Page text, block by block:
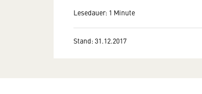
Lesedauer: 1 Minute
Stand: 31.12.2017